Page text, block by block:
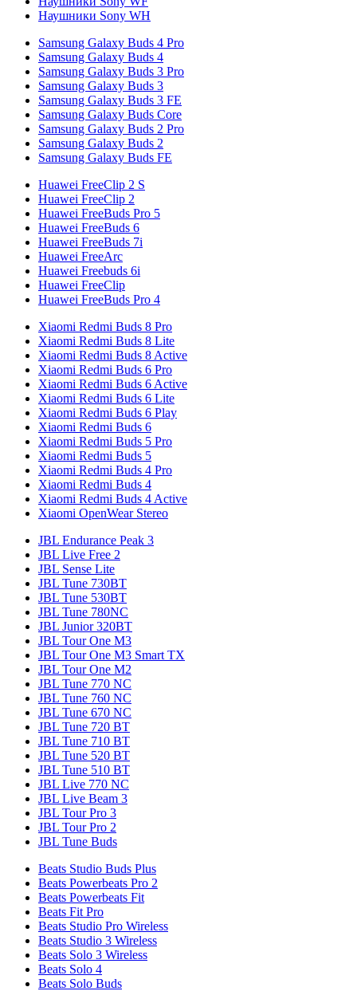
Наушники Sony WH
Samsung Galaxy Buds 4 Pro
Samsung Galaxy Buds 4
Samsung Galaxy Buds 3 Pro
Samsung Galaxy Buds 3
Samsung Galaxy Buds 3 FE
Samsung Galaxy Buds Core
Samsung Galaxy Buds 2 Pro
Samsung Galaxy Buds 2
Samsung Galaxy Buds FE
Huawei FreeClip 2 S
Huawei FreeClip 2
Huawei FreeBuds Pro 5
Huawei FreeBuds 6
Huawei FreeBuds 7i
Huawei FreeArc
Huawei Freebuds 6i
Huawei FreeClip
Huawei FreeBuds Pro 4
Xiaomi Redmi Buds 8 Pro
Xiaomi Redmi Buds 8 Lite
Xiaomi Redmi Buds 8 Active
Xiaomi Redmi Buds 6 Pro
Xiaomi Redmi Buds 6 Active
Xiaomi Redmi Buds 6 Lite
Xiaomi Redmi Buds 6 Play
Xiaomi Redmi Buds 6
Xiaomi Redmi Buds 5 Pro
Xiaomi Redmi Buds 5
Xiaomi Redmi Buds 4 Pro
Xiaomi Redmi Buds 4
Xiaomi Redmi Buds 4 Active
Xiaomi OpenWear Stereo
JBL Endurance Peak 3
JBL Live Free 2
JBL Sense Lite
JBL Tune 730BT
JBL Tune 530BT
JBL Tune 780NC
JBL Junior 320BT
JBL Tour One M3
JBL Tour One M3 Smart TX
JBL Tour One M2
JBL Tune 770 NC
JBL Tune 760 NC
JBL Tune 670 NC
JBL Tune 720 BT
JBL Tune 710 BT
JBL Tune 520 BT
JBL Tune 510 BT
JBL Live 770 NC
JBL Live Beam 3
JBL Tour Pro 3
JBL Tour Pro 2
JBL Tune Buds
Beats Studio Buds Plus
Beats Powerbeats Pro 2
Beats Powerbeats Fit
Beats Fit Pro
Beats Studio Pro Wireless
Beats Studio 3 Wireless
Beats Solo 3 Wireless
Beats Solo 4
Beats Solo Buds